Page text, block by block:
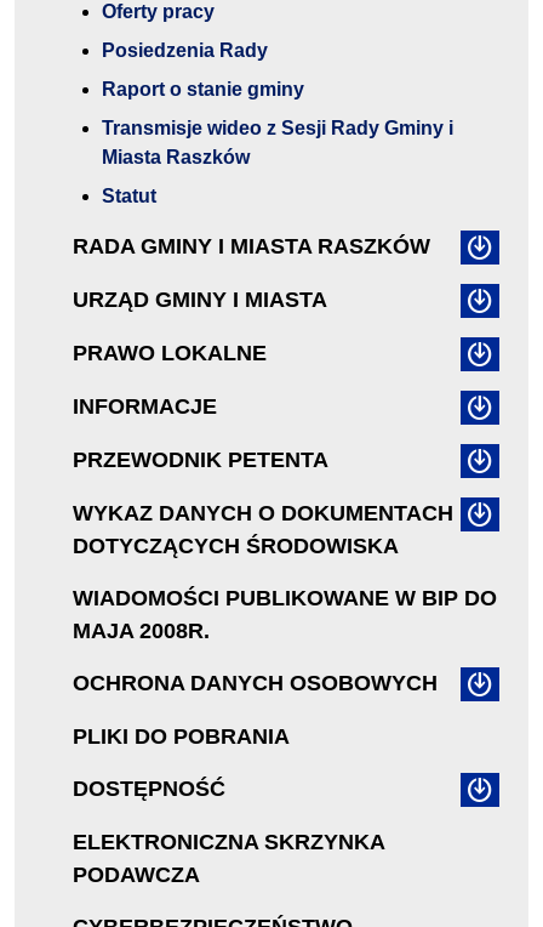
Oferty pracy
Posiedzenia Rady
Raport o stanie gminy
Transmisje wideo z Sesji Rady Gminy i
Miasta Raszków
Statut
RADA GMINY I MIASTA RASZKÓW
URZĄD GMINY I MIASTA
PRAWO LOKALNE
INFORMACJE
PRZEWODNIK PETENTA
WYKAZ DANYCH O DOKUMENTACH
DOTYCZĄCYCH ŚRODOWISKA
WIADOMOŚCI PUBLIKOWANE W BIP DO
MAJA 2008R.
OCHRONA DANYCH OSOBOWYCH
PLIKI DO POBRANIA
DOSTĘPNOŚĆ
ELEKTRONICZNA SKRZYNKA
PODAWCZA